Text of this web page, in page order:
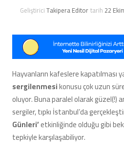
GeliştiriciTakipera Editortarih 22
Hayvanların kafeslere kapatılması
sergilenmesikonusu çok uzun
oluyor. Buna paralel olarak güzel(!)
sergiler, tıpkı İstanbul’da
Günleri’etkinliğinde olduğu gibi
tepkiyle karşılaşabiliyor.